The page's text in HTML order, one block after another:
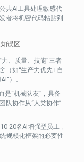
共AI工具处理敏感代
者将机密代码粘贴到
误区
、质量、技能”三者
（如“生产力优先+自
）。
是“机械队友”，具备
队协作从“人类协作”
20名AI增强型员工，
规模化框架的必要性